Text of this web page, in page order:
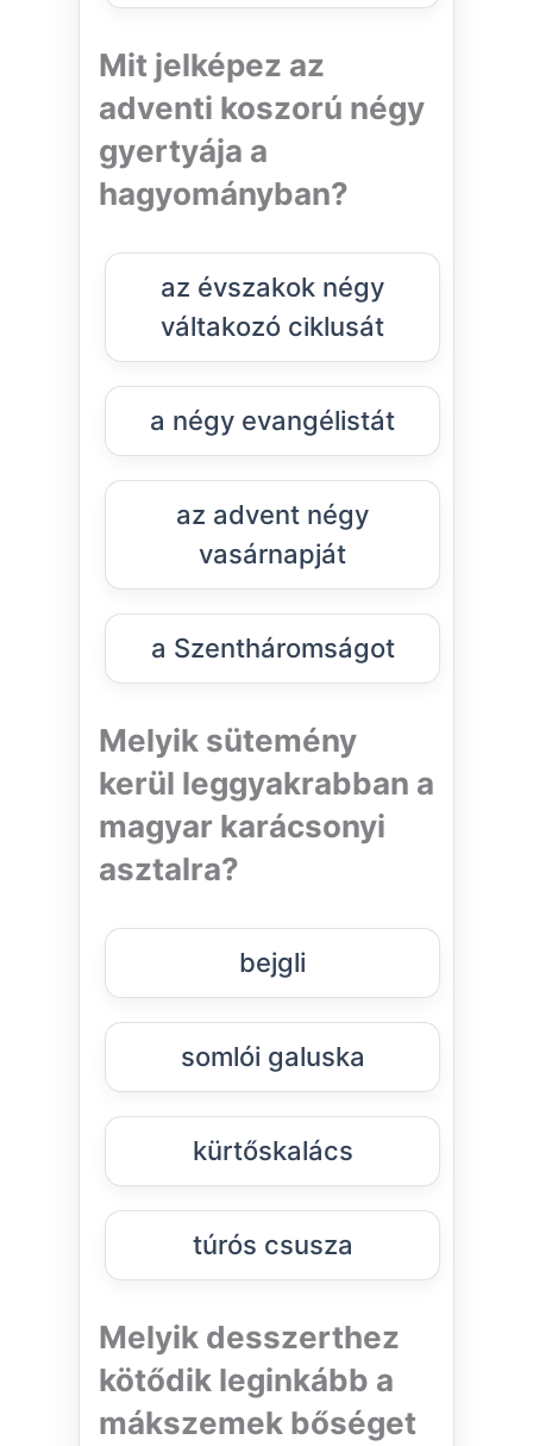
Mit jelképez az
adventi koszorú négy
gyertyája a
hagyományban?
az évszakok négy
váltakozó ciklusát
a négy evangélistát
az advent négy
vasárnapját
a Szentháromságot
Melyik sütemény
kerül leggyakrabban a
magyar karácsonyi
asztalra?
bejgli
somlói galuska
kürtőskalács
túrós csusza
Melyik desszerthez
kötődik leginkább a
mákszemek bőséget